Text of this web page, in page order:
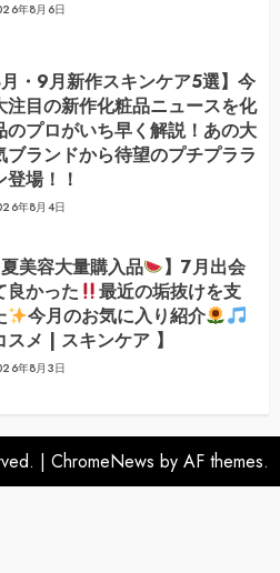
年8月6日
月・9月新作スキンケア5選】今
注目の新作化粧品ニュースを化
のプロがいち早く解説！あの大
ブランドから待望のプチプララ
登場！！
年8月4日
夏美容大量購入品
】7月出会
良かった
最近の垢抜けを支
今月のお気に入り紹介
スメ | スキンケア 】
年8月3日
| ChromeNews by AF themes.